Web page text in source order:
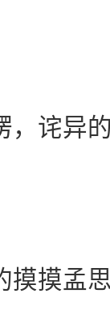
诧异的
摸孟思